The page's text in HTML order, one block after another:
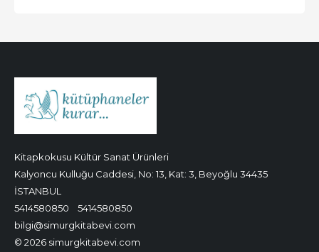
Kitapkokusu Kültür Sanat Ürünleri
Kalyoncu Kulluğu Caddesi, No: 13, Kat: 3, Beyoğlu 34435
İSTANBUL
5414580850
5414580850
bilgi@simurgkitabevi.com
© 2026 simurgkitabevi.com